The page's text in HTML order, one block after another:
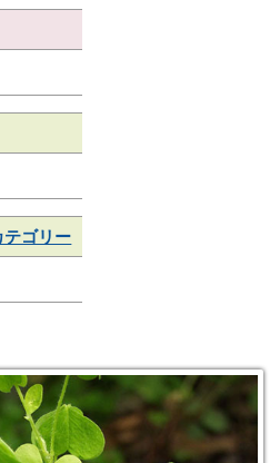
テゴリー